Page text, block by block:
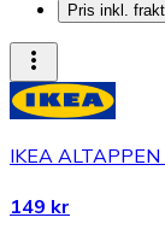
Pris inkl. frakt
IKEA
149 kr